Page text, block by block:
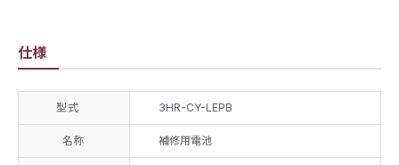
仕様
型式 3HR-CY-LEPB
名称 補修用電池